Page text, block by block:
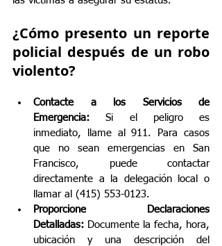
¿Cómo presento un reporte
policial después de un robo
violento?
Contacte a los Servicios de
Emergencia: Si el peligro es
inmediato, llame al 911. Para casos
que no sean emergencias en San
Francisco, puede contactar
directamente a la delegación local o
llamar al (415) 553-0123.
Proporcione Declaraciones
Detalladas: Documente la fecha, hora,
ubicación y una descripción del